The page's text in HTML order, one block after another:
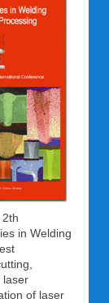
in Welding
laser
of laser